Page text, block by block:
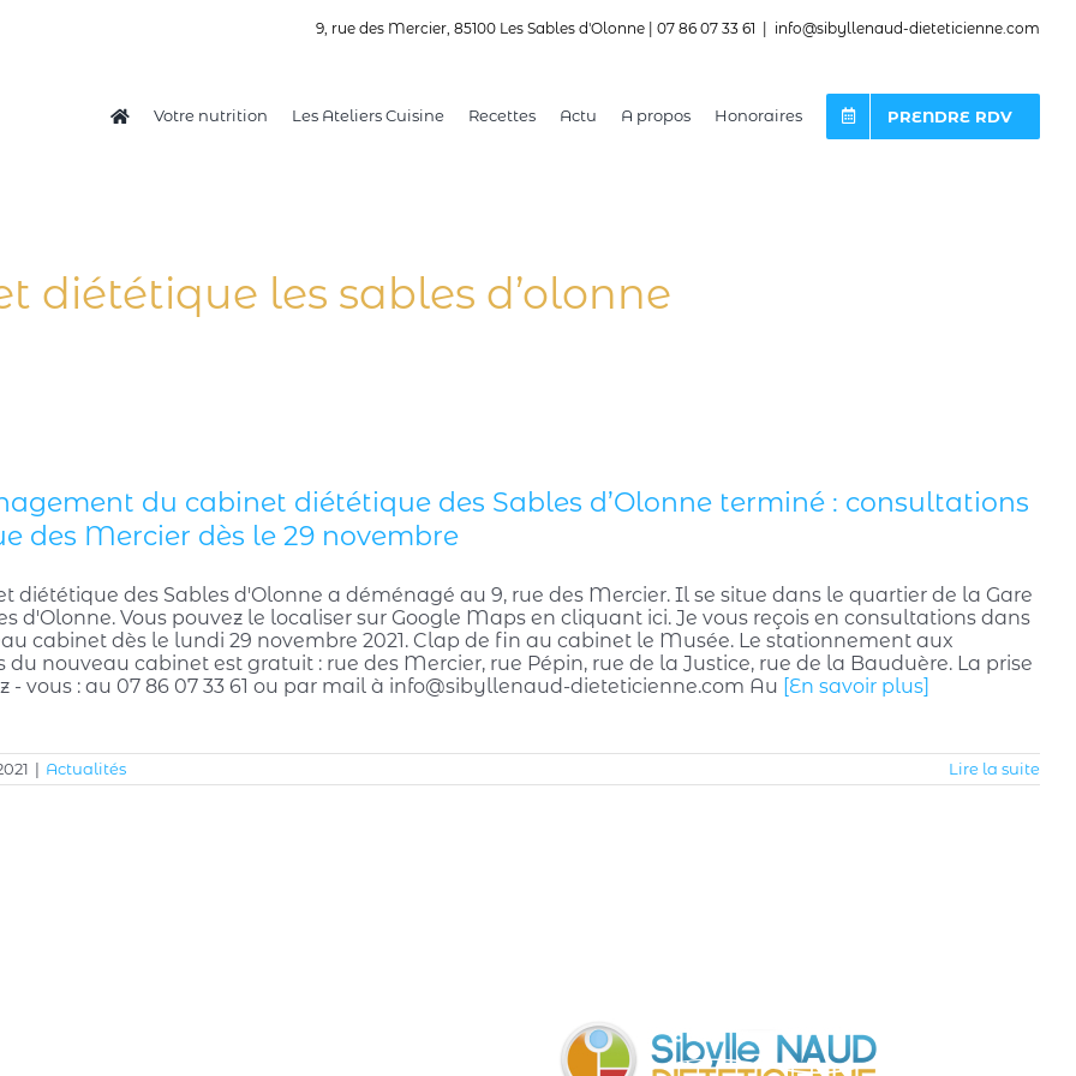
9, rue des Mercier, 85100 Les Sables d'Olonne | 07 86 07 33 61 info@sibyllenaud-dieteticienne.com
Votre nutrition Les Ateliers Cuisine Recettes Actu A propos Honoraires PRENDRE RDV
diététique les sables d’olonne
du cabinet diététique des Sables d’Olonne terminé : consultations
des Mercier dès le 29 novembre
diététique des Sables d'Olonne a déménagé au 9, rue des Mercier. Il se situe dans le quartier de la Gare
d'Olonne. Vous pouvez le localiser sur Google Maps en cliquant ici. Je vous reçois en consultations dans
cabinet dès le lundi 29 novembre 2021. Clap de fin au cabinet le Musée. Le stationnement aux
du nouveau cabinet est gratuit : rue des Mercier, rue Pépin, rue de la Justice, rue de la Bauduère. La prise
- vous : au 07 86 07 33 61 ou par mail à info@sibyllenaud-dieteticienne.com Au [En savoir plus]
| Actualités Lire la suite